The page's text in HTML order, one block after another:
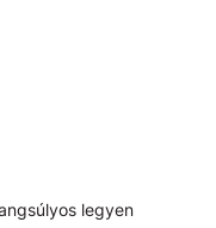
legyen